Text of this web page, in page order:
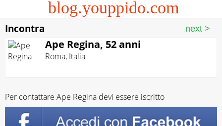
blog.youppido.com
Incontra
Ape Regina, 52 anni
Roma, Italia
Per contattare Ape Regina devi essere iscritto